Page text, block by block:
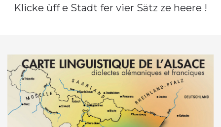
Klicke ùff e Stadt fer vier Sätz ze heere !